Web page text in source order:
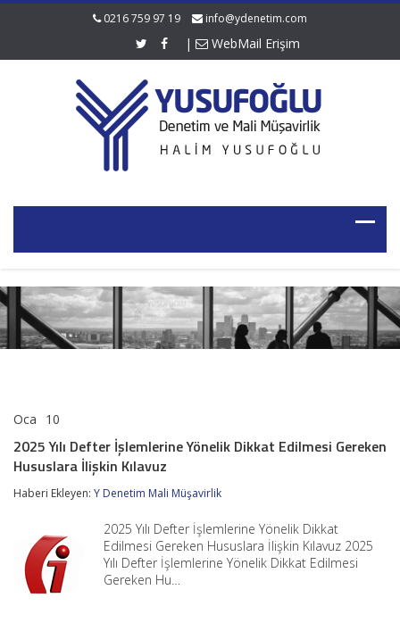
0216 759 97 19 info@ydenetim.com
| WebMail Erişim
Oca 10
Defter
İşlemlerine
Yönelik
Dikkat
Gereken
Hususlara
İlişkin
Kılavuz
2025 Yılı Defter İşlemlerine Yönelik Dikkat Edilmesi Gereken
Hususlara İlişkin Kılavuz
Haberi Ekleyen: Y Denetim Mali Müşavirlik
2025 Yılı Defter İşlemlerine Yönelik Dikkat
Edilmesi Gereken Hususlara İlişkin Kılavuz 2025
Yılı Defter İşlemlerine Yönelik Dikkat Edilmesi
Gereken Hu…